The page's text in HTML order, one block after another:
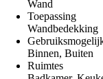
Wand
Toepassing
Wandbedekking
Binnen, Buiten
Ruimtes